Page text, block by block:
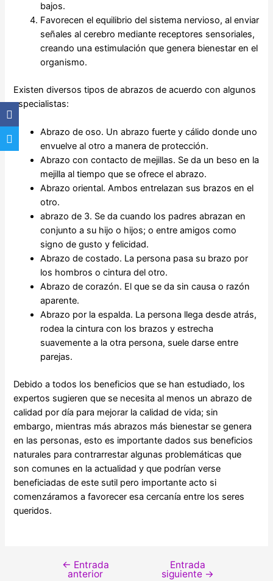
bajos.
Favorecen el equilibrio del sistema nervioso, al enviar
señales al cerebro mediante receptores sensoriales,
creando una estimulación que genera bienestar en el
organismo.
Existen diversos tipos de abrazos de acuerdo con algunos
especialistas:
Abrazo de oso. Un abrazo fuerte y cálido donde uno
envuelve al otro a manera de protección.
Abrazo con contacto de mejillas. Se da un beso en la
mejilla al tiempo que se ofrece el abrazo.
Abrazo oriental. Ambos entrelazan sus brazos en el
otro.
abrazo de 3. Se da cuando los padres abrazan en
conjunto a su hijo o hijos; o entre amigos como
signo de gusto y felicidad.
Abrazo de costado. La persona pasa su brazo por
los hombros o cintura del otro.
Abrazo de corazón. El que se da sin causa o razón
aparente.
Abrazo por la espalda. La persona llega desde atrás,
rodea la cintura con los brazos y estrecha
suavemente a la otra persona, suele darse entre
parejas.
Debido a todos los beneficios que se han estudiado, los
expertos sugieren que se necesita al menos un abrazo de
calidad por día para mejorar la calidad de vida; sin
embargo, mientras más abrazos más bienestar se genera
en las personas, esto es importante dados sus beneficios
naturales para contrarrestar algunas problemáticas que
son comunes en la actualidad y que podrían verse
beneficiadas de este sutil pero importante acto si
comenzáramos a favorecer esa cercanía entre los seres
queridos.
← Entrada
anterior
Entrada
siguiente →